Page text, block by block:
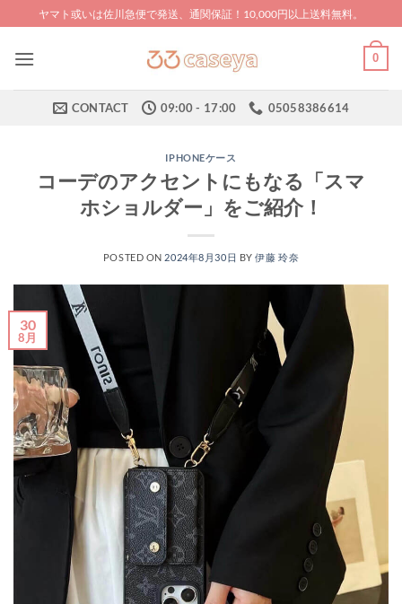
to
content
ヤマト或いは佐川急便で発送、通関保証！10,000円以上送料無料。
0
CONTACT 09:00 - 17:00 05058386614
IPHONEケース
コーデのアクセントにもなる「スマ
ホショルダー」をご紹介！
POSTED ON 2024年8月30日 BY伊藤 玲奈
30
8月